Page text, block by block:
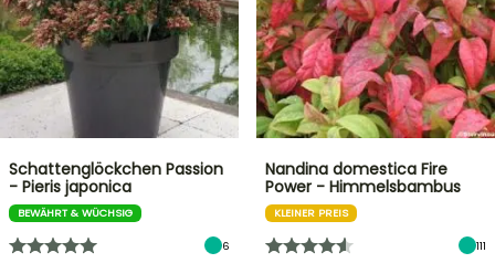
Schattenglöckchen Passion
- Pieris japonica
BEWÄHRT & WÜCHSIG
6
Nandina domestica Fire
Power - Himmelsbambus
KLEINER PREIS
111